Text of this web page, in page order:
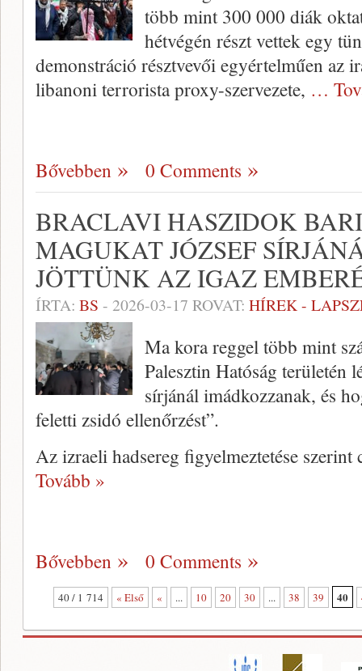
több mint 300 000 diák
hétvégén részt vettek egy
demonstráció résztvevői egyértelműen az
libanoni terrorista proxy-szervezete, …
Bővebben 0 Comments
BRACLAVI HASZIDOK
MAGUKAT JÓZSEF
JÖTTÜNK AZ IGAZ
ÍRTA: BS - 2026-03-17 ROVAT: HÍREK -
Ma kora reggel több mint
Palesztin Hatóság területén
sírjánál imádkozzanak, és
feletti zsidó ellenőrzést”.
Az izraeli hadsereg figyelmeztetése
Tovább »
Bővebben 0 Comments
40 / 1 714 « Első « ... 10 20 30 ... 38 39 40